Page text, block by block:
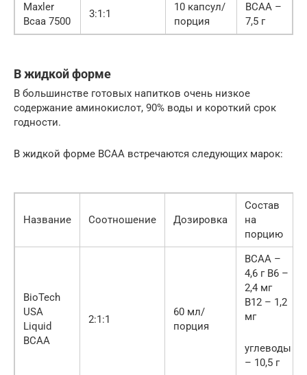
Maxler
Bcaa 7500
3:1:1
10 капсул/
порция
BCAA –
7,5 г
В жидкой форме
В большинстве готовых напитков очень низкое
содержание аминокислот, 90% воды и короткий срок
годности.
В жидкой форме BCAA встречаются следующих марок:
Название Соотношение Дозировка
Состав
на
порцию
BioTech
USA
Liquid
BCAA
2:1:1
60 мл/
порция
BCAA –
4,6 г B6 –
2,4 мг
B12 – 1,2
мг
углеводы
– 10,5 г